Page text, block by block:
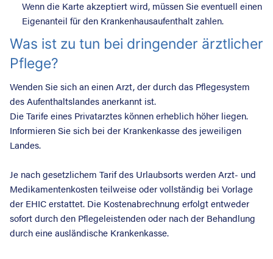
Wenn die Karte akzeptiert wird, müssen Sie eventuell einen
Eigenanteil für den Krankenhausaufenthalt zahlen.
Was ist zu tun bei dringender ärztlicher
Pflege?
Wenden Sie sich an einen Arzt, der durch das Pflegesystem
des Aufenthaltslandes anerkannt ist.
Die Tarife eines Privatarztes können erheblich höher liegen.
Informieren Sie sich bei der Krankenkasse des jeweiligen
Landes.
Je nach gesetzlichem Tarif des Urlaubsorts werden Arzt- und
Medikamentenkosten teilweise oder vollständig bei Vorlage
der EHIC erstattet. Die Kostenabrechnung erfolgt entweder
sofort durch den Pflegeleistenden oder nach der Behandlung
durch eine ausländische Krankenkasse.